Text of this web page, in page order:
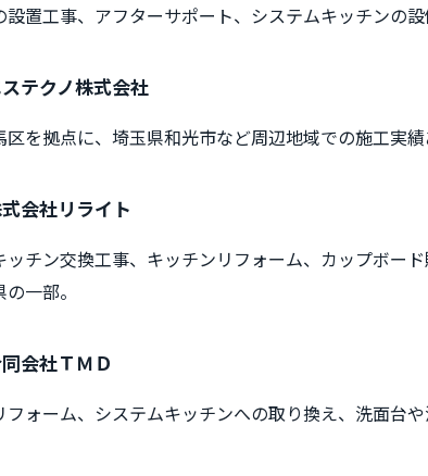
設置工事、アフターサポート、システムキッチンの設
テクノ株式会社
区を拠点に、埼玉県和光市など周辺地域での施工実績
会社リライト
ッチン交換工事、キッチンリフォーム、カップボー
一部。
会社ＴＭＤ
フォーム、システムキッチンへの取り換え、洗面台